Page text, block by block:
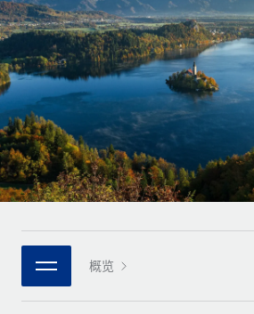
全球合同工入职与管理
PEO
外包复杂雇佣任务
基础设施
Remote Embedded
将人力资源无缝融入工作流程
团队的内置核心人力资源功能
连接 新的
使用我们的 MCP 将任何人工智能工具
成长阶段
初创企业
为成长型企业量身打造的全球敏捷型人
中型市场
通过定制化人力资源解决方案扩展团队
企业
与我们携手合作
战略技术合作伙伴
合同工薪酬结算计算器
探索全球合同工的结算货币选项与结算
通过 REMOTE 学习
研究与指引
案例研究
人力资源术语表
核对表和模板
职位描述库
网络研讨会
Nederlands
Français
Deutsch
Español
Italiano
Português (Portugal)
日本語
登录
概览